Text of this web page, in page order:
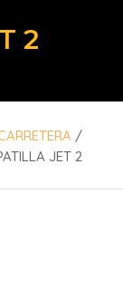
2
/
JET 2